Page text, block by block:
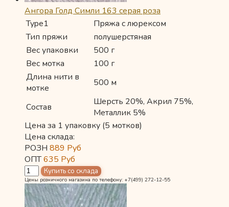
Ангора Голд Симли 163 серая роза
Type1
Пряжа с люрексом
Тип пряжи
полушерстяная
Вес упаковки
500 г
Вес мотка
100 г
Длина нити в
мотке
500 м
Состав
Шерсть 20%, Акрил 75%,
Металлик 5%
Цена за 1 упаковку (5 мотков)
Цена склада:
РОЗН 889 Руб
ОПТ635 Руб
Цены розничного магазина по телефону: +7(499) 272-12-55